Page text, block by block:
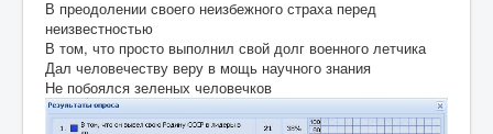
В преодолении своего неизбежного страха перед
неизвестностью
В том, что просто выполнил свой долг военного летчика
Дал человечеству веру в мощь научного знания
Не побоялся зеленых человечков